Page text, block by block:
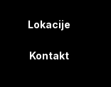
Lokacije
Kontakt